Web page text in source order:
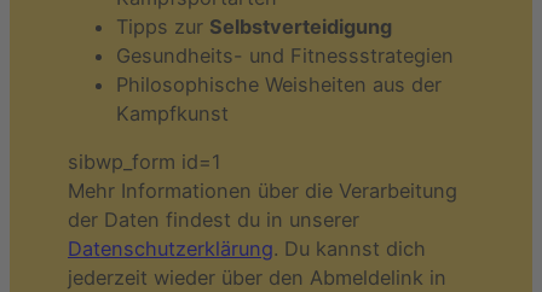
Tipps zur Selbstverteidigung
Gesundheits- und Fitnessstrategien
Philosophische Weisheiten aus der
Kampfkunst
sibwp_form id=1
Mehr Informationen über die Verarbeitung
der Daten findest du in unserer
Datenschutzerklärung. Du kannst dich
jederzeit wieder über den Abmeldelink in